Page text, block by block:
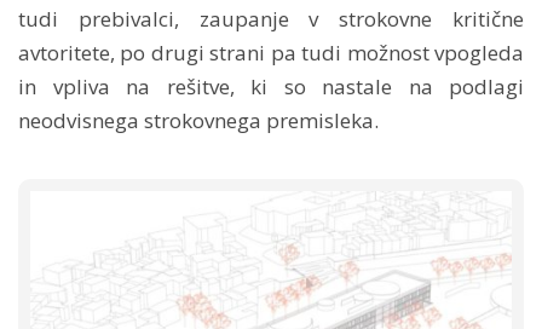
tudi prebivalci, zaupanje v strokovne kritične
avtoritete, po drugi strani pa tudi možnost vpogleda
in vpliva na rešitve, ki so nastale na podlagi
neodvisnega strokovnega premisleka.